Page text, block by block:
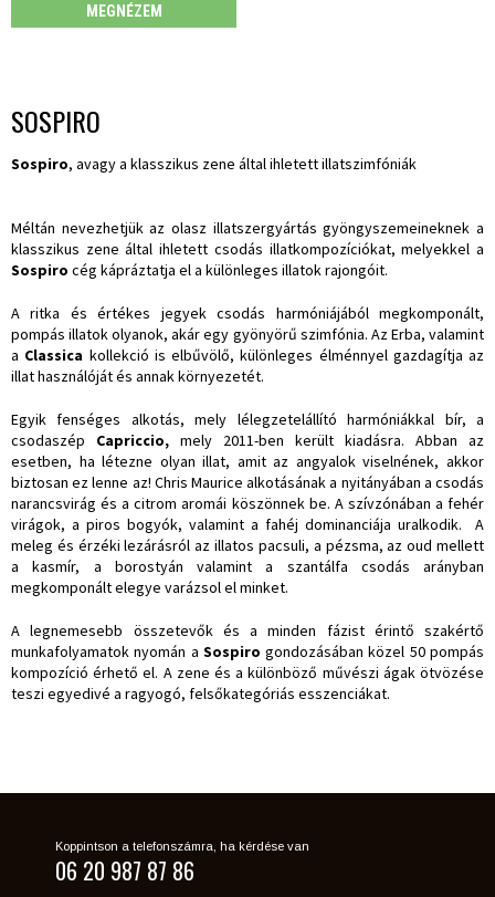
MEGNÉZEM
SOSPIRO
Sospiro, avagy a klasszikus zene által ihletett illatszimfóniák
Méltán nevezhetjük az olasz illatszergyártás gyöngyszemeineknek a
klasszikus zene által ihletett csodás illatkompozíciókat, melyekkel a
Sospiro cég kápráztatja el a különleges illatok rajongóit.
A ritka és értékes jegyek csodás harmóniájából megkomponált,
pompás illatok olyanok, akár egy gyönyörű szimfónia. Az Erba, valamint
a Classica kollekció is elbűvölő, különleges élménnyel gazdagítja az
illat használóját és annak környezetét.
Egyik fenséges alkotás, mely lélegzetelállító harmóniákkal bír, a
csodaszép
Capriccio, mely 2011-ben került kiadásra. Abban az
esetben, ha létezne olyan illat, amit az angyalok viselnének, akkor
biztosan ez lenne az! Chris Maurice alkotásának a nyitányában a csodás
narancsvirág és a citrom aromái köszönnek be. A szívzónában a fehér
virágok, a piros bogyók, valamint a fahéj dominanciája uralkodik. A
meleg és érzéki lezárásról az illatos pacsuli, a pézsma, az oud mellett
a kasmír, a borostyán valamint a szantálfa csodás arányban
megkomponált elegye varázsol el minket.
A legnemesebb összetevők és a minden fázist érintő szakértő
munkafolyamatok nyomán a Sospiro gondozásában közel 50 pompás
kompozíció érhető el. A zene és a különböző művészi ágak ötvözése
teszi egyedivé a ragyogó, felsőkategóriás esszenciákat.
Koppintson a telefonszámra, ha kérdése van
06 20 987 87 86